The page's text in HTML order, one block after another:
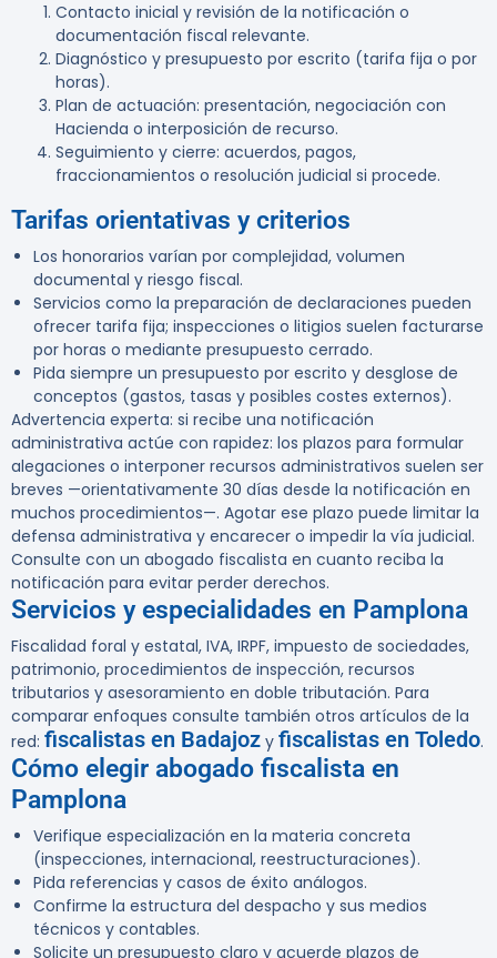
Contacto inicial y revisión de la notificación o
documentación fiscal relevante.
Diagnóstico y presupuesto por escrito (tarifa fija o por
horas).
Plan de actuación: presentación, negociación con
Hacienda o interposición de recurso.
Seguimiento y cierre: acuerdos, pagos,
fraccionamientos o resolución judicial si procede.
Tarifas orientativas y criterios
Los honorarios varían por complejidad, volumen
documental y riesgo fiscal.
Servicios como la preparación de declaraciones pueden
ofrecer tarifa fija; inspecciones o litigios suelen facturarse
por horas o mediante presupuesto cerrado.
Pida siempre un presupuesto por escrito y desglose de
conceptos (gastos, tasas y posibles costes externos).
Advertencia experta: si recibe una notificación
administrativa actúe con rapidez: los plazos para formular
alegaciones o interponer recursos administrativos suelen ser
breves —orientativamente 30 días desde la notificación en
muchos procedimientos—. Agotar ese plazo puede limitar la
defensa administrativa y encarecer o impedir la vía judicial.
Consulte con un abogado fiscalista en cuanto reciba la
notificación para evitar perder derechos.
Servicios y especialidades en Pamplona
Fiscalidad foral y estatal, IVA, IRPF, impuesto de sociedades,
patrimonio, procedimientos de inspección, recursos
tributarios y asesoramiento en doble tributación. Para
comparar enfoques consulte también otros artículos de la
red: fiscalistas en Badajoz y fiscalistas en Toledo.
Cómo elegir abogado fiscalista en
Pamplona
Verifique especialización en la materia concreta
(inspecciones, internacional, reestructuraciones).
Pida referencias y casos de éxito análogos.
Confirme la estructura del despacho y sus medios
técnicos y contables.
Solicite un presupuesto claro y acuerde plazos de